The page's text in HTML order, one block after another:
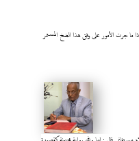
ما جرت الأمور على وفق هذا الضخ المستمر